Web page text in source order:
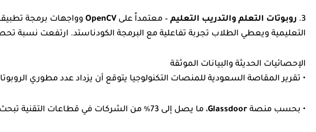
3. روبوتات التعلم والتدريب التعليم – معتمداً على OpenCV وواجهات برمجة
التعليمية ويعطي الطلاب تجربة تفاعلية مع البرمجة الكودناستد. ارتفعت نسبة
الإحصائيات الحديثة والبيانات الموثقة
• تقرير المقاصة السعودية للمنصات التكنولوجيا يتوقع أن يزداد عدد مطوري الروبوتات في الكويت
• بحسب منصة Glassdoor، ما يصل إلى 73٪ من الشركات في قطاعات التقنية تبحث عن مهارات برمجة الروبوتات بين مرشحيها.